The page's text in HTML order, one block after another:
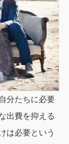
分たちに必要
出費を抑える
は必要という